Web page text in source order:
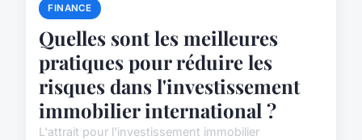
FINANCE
Quelles sont les meilleures
pratiques pour réduire les
risques dans l'investissement
immobilier international ?
L'attrait pour l'investissement immobilier